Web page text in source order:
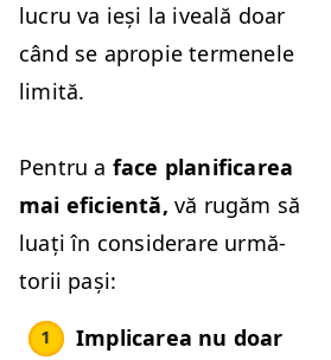
lucru va ieși la iveală doar
când se apropie termenele
limită.
Pen­tru a face plan­i­fi­carea
mai efi­cien­tă, vă rugăm să
luați în con­sid­er­are urmă­
torii pași:
Impli­carea nu doar